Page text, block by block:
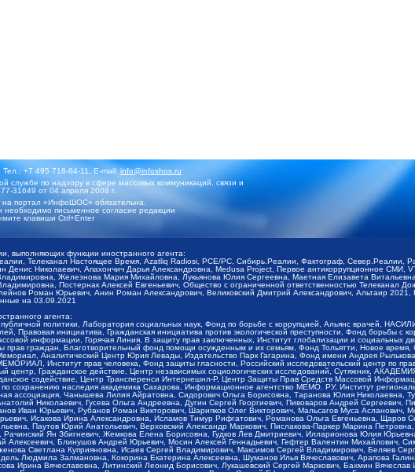
+7 495 718-84-11, E-mail:info@infoshos.ru
по надзору в сфере массовых коммуникаций, связи и
31649 от 04 апреля 2008 г.
на портал «ИнфоШОС» обязательна.
необходимо письменное согласие редакции
клавиши Ctrl+Enter
выполняющих функции иностранного агента:
Телеканал Настоящее Время, Azatliq Radiosi, PCE/PC, Сибирь.Реалии, Фактограф, Север.Реалии,
Денис Николаевич, Апахончич Дарья Александровна, Medusa Project, Первое антикоррупционное
Железнова Мария Михайловна, Лукьянова Юлия Сергеевна, Маетная Елизавета
Постернак Алексей Евгеньевич, Общество с ограниченной ответственностью Телеканал
Роман Юрьевич, Анин Роман Александрович, Великовский Дмитрий Александрович, Альтаир
на 03.09.2021
агента:
политики, Лаборатория социальных наук, Фонд по борьбе с коррупцией, Альянс врачей,
Правовая инициатива, Гражданская инициатива против экологической преступности, Фонд борьбы с
информации, Горячая Линия, В защиту прав заключенных, Институт глобализации и
граждан, Благотворительный фонд помощи осужденным и их семьям, Фонд Тольятти, Новое
Аналитический Центр Юрия Левады, Издательство Парк Гагарина, Фонд имени Андрея
Институт прав человека, Фонд защиты гласности, Российский исследовательский центр по
центр, Гражданское действие, Центр независимых социологических исследований, Сутяжник,
содействие, Центр Трансперенси Интернешнл-Р, Центр Защиты Прав Средств Массовой
сохранению наследия академика Сахарова, Информационное агентство МЕМО. РУ, Институт
ассоциация, Чанышева Лилия Айратовна, Сидорович Ольга Борисовна, Таранова Юлия Николаевна,
Николаевич, Гусева Ольга Андреевна, Дугин Сергей Георгиевич, Пивоваров Андрей Сергеевич,
Иван Юрьевич, Рубанов Роман Викторович, Шарипков Олег Викторович, Мальсагов Муса
Исакова Ирина Александровна, Исламов Тимур Рифгатович, Романова Ольга Евгеньевна, Щаров
Паутов Юрий Анатольевич, Верховский Александр Маркович, Пислакова-Паркер Марина
Рачинский Ян Збигневич, Жемкова Елена Борисовна, Гудков Лев Дмитриевич, Илларионова Юлия
Алексеевич, Блинушов Андрей Юрьевич, Мосин Алексей Геннадьевич, Гефтер Валентин Михайлович,
Светлана Куприяновна, Исаев Сергей Владимирович, Максимов Сергей Владимирович, Беляев
Людмила Залмановна, Кокорина Екатерина Алексеевна, Шуманов Илья Вячеславович, Арапова
Ирина Вячеславовна, Литинский Леонид Борисович, Лукашевский Сергей Маркович, Бахмин